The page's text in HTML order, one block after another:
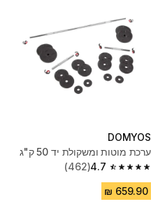
DOMYOS
ערכת מוטות ומשקולת יד 50 ק"ג
4.7
4.7 out of 5 stars from 462 reviews
(462)